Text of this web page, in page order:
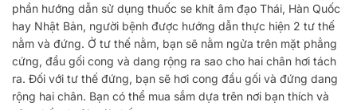
phần hướng dẫn sử dụng thuốc se khít âm đạo Thái, Hàn Quốc
hay Nhật Bản, người bệnh được hướng dẫn thực hiện 2 tư thế
nằm và đứng. Ở tư thế nằm, bạn sẽ nằm ngửa trên mặt phẳng
cứng, đầu gối cong và dang rộng ra sao cho hai chân hơi tách
ra. Đối với tư thế đứng, bạn sẽ hơi cong đầu gối và đứng dang
rộng hai chân. Bạn có thể mua sắm dựa trên nơi bạn thích và